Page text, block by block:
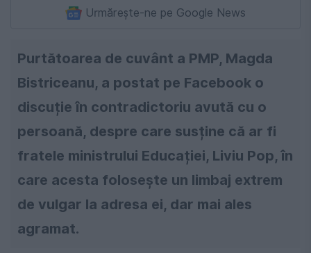
Urmărește-ne pe Google News
Purtătoarea de cuvânt a PMP, Magda
Bistriceanu, a postat pe Facebook o
discuție în contradictoriu avută cu o
persoană, despre care susține că ar fi
fratele ministrului Educației, Liviu Pop, în
care acesta folosește un limbaj extrem
de vulgar la adresa ei, dar mai ales
agramat.